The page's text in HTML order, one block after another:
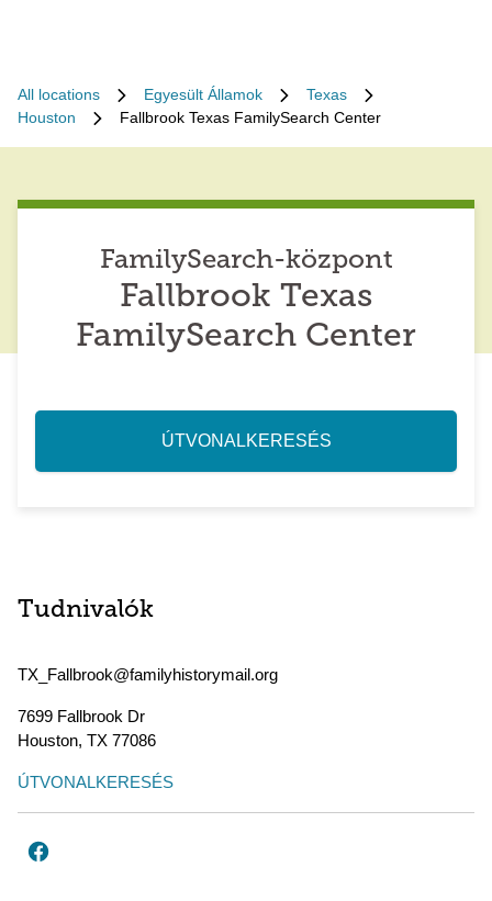
All locations Egyesült Államok
Texas
Houston
Fallbrook Texas FamilySearch Center
FamilySearch-központ
Fallbrook Texas
FamilySearch Center
ÚTVONALKERESÉS
Tudnivalók
TX_Fallbrook@familyhistorymail.org
7699 Fallbrook Dr
Houston, TX 77086
ÚTVONALKERESÉS